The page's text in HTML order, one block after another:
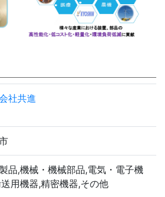
社共進
品,機械・機械部品,電気・電子機
用機器,精密機器,その他